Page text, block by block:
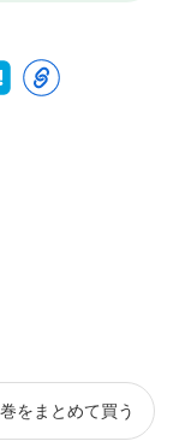
をまとめて買う